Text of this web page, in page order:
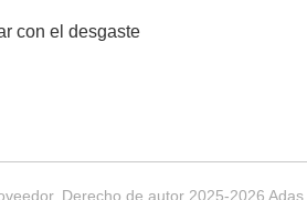
con el desgaste
Derecho de autor 2025-2026